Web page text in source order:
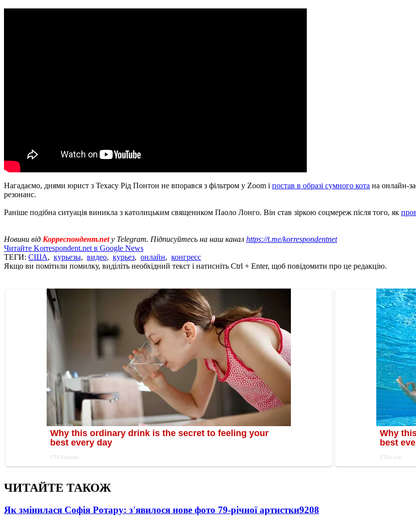
Нагадаємо, днями юрист з Техасу Рід Понтон не впорався з фільтром у Zoom і постав в образі сумного кота на онлайн-
резонанс.
Раніше подібна ситуація виникла з католицьким священиком Паоло Лонго. Він став зіркою соцмереж після того, як
Новини від Корреспондент.netу Telegram. Підписуйтесь на наш канал https://t.me/korrespondentnet
Читайте Korrespondent.net в Google News
ТЕГИ: США, курьезы, видео, курьез, онлайн, конгресс
Якщо ви помітили помилку, виділіть необхідний текст і натисніть Ctrl + Enter, щоб повідомити про це редакцію.
ЧИТАЙТЕ ТАКОЖ
Як змінилася Софія Ротару: з'явилося нове фото 79-річної артистки9208